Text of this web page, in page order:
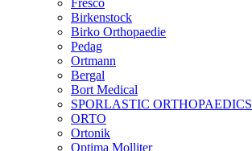
Fresco
Birkenstock
Birko Orthopaedie
Pedag
Ortmann
Bergal
Bort Medical
SPORLASTIC ORTHOPAEDICS
ORTO
Ortonik
Optima Molliter